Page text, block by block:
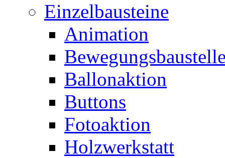
Einzelbausteine
Animation
Ballonaktion
Buttons
Fotoaktion
Holzwerkstatt